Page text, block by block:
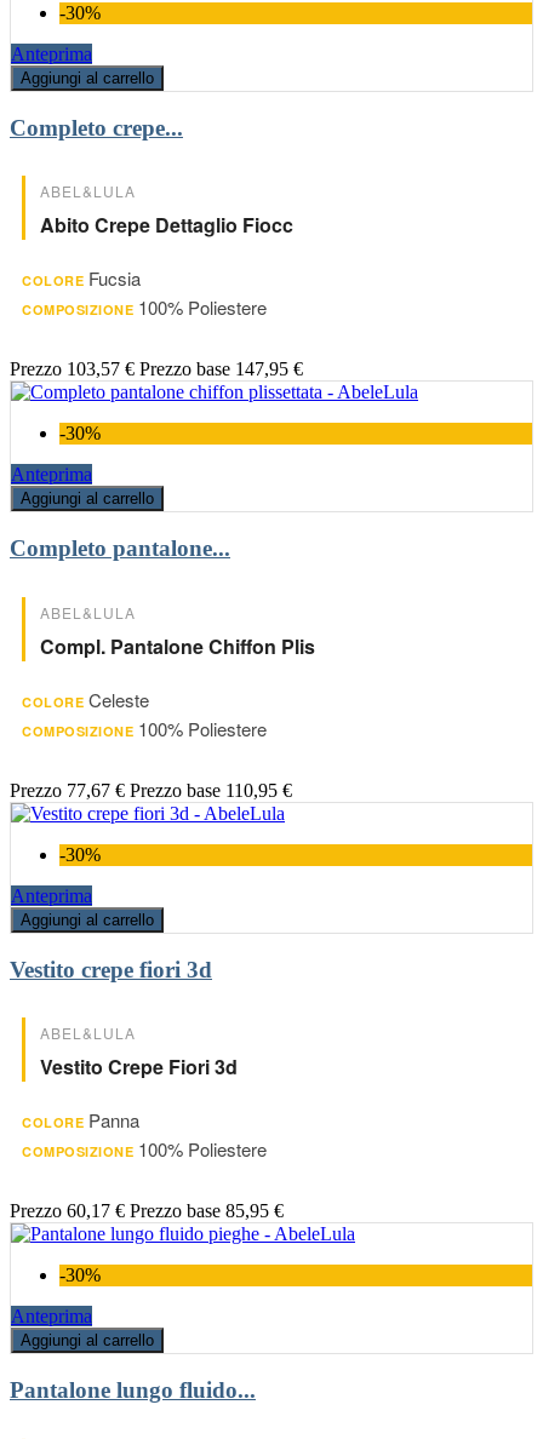
-30%
Anteprima
Aggiungi al carrello
Completo crepe...
ABEL&LULA
Abito Crepe Dettaglio Fiocc
COLORE Fucsia
COMPOSIZIONE 100% Poliestere
Prezzo 103,57 € Prezzo base 147,95 €
-30%
Anteprima
Aggiungi al carrello
Completo pantalone...
ABEL&LULA
Compl. Pantalone Chiffon Plis
COLORE Celeste
COMPOSIZIONE 100% Poliestere
Prezzo 77,67 € Prezzo base 110,95 €
-30%
Anteprima
Aggiungi al carrello
Vestito crepe fiori 3d
ABEL&LULA
Vestito Crepe Fiori 3d
COLORE Panna
COMPOSIZIONE 100% Poliestere
Prezzo 60,17 € Prezzo base 85,95 €
-30%
Anteprima
Aggiungi al carrello
Pantalone lungo fluido...